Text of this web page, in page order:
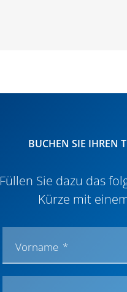
BUCHEN SIE IHREN
Füllen Sie dazu das
Kürze mit
Vorname